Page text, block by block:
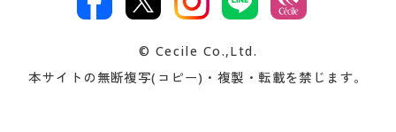
著作権・商標について 会社案内
プレゼント＆キャンペーン サイトマップ
交換・返品は お支払は
ついて
忘れの場合
© Cecile Co.,Ltd.
本サイトの無断複写(コピー)・複製・転載を禁じます。